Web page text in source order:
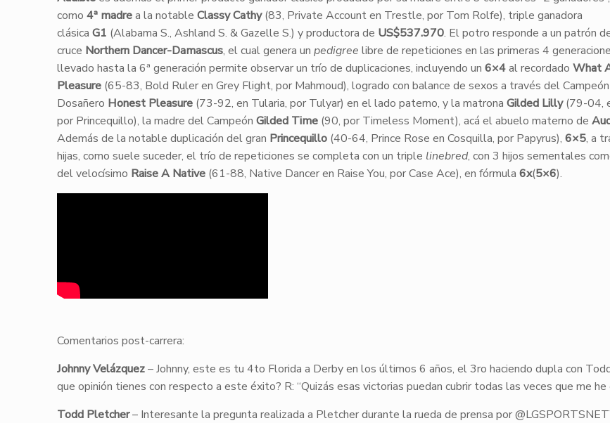
como 4ª madrea la notable Classy Cathy(83, Private Account en Trestle, por Tom Rolfe), triple ganadora
clásica G1 (Alabama S., Ashland S. & Gazelle S.) y productora de US$537.970. El potro responde a un patrón
cruce Northern Dancer-Damascus, el cual genera un pedigree libre de repeticiones en las primeras 4
llevado hasta la 6ª generación permite observar un trío de duplicaciones, incluyendo un 6×4al recordado What
Pleasure(65-83, Bold Ruler en Grey Flight, por Mahmoud), logrado con balance de sexos a través del Campeón
Dosañero Honest Pleasure(73-92, en Tularia, por Tulyar) en el lado paterno, y la matrona Gilded Lilly(79-04,
por Princequillo), la madre del Campeón Gilded Time(90, por Timeless Moment), acá el abuelo materno de
Además de la notable duplicación del gran Princequillo(40-64, Prince Rose en Cosquilla, por Papyrus), 6×5, a
hijas, como suele suceder, el trío de repeticiones se completa con un triple linebred, con 3 hijos sementales
del velocísimo Raise A Native(61-88, Native Dancer en Raise You, por Case Ace), en fórmula 6x(5×6).
Comentarios post-carrera:
Johnny Velázquez– Johnny, este es tu 4to Florida a Derby en los últimos 6 años, el 3ro haciendo dupla con
que opinión tienes con respecto a este éxito? R: “Quizás esas victorias puedan cubrir todas las veces que me he
Todd Pletcher– Interesante la pregunta realizada a Pletcher durante la rueda de prensa por